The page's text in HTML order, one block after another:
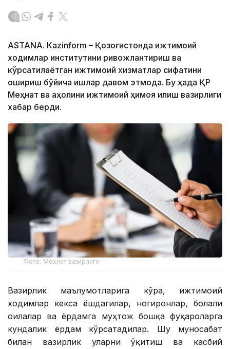
ASTANА. Кazinform – Қозоғистонда ижтимоий
ходимлар институтини ривожлантириш ва
кўрсатилаётган ижтимоий хизматлар сифатини
ошириш бўйича ишлар давом этмоқда. Бу ҳақда ҚР
Меҳнат ва аҳолини ижтимоий ҳимоя қилиш вазирлиги
хабар берди.
Фото: Меҳнат вазирлиги
Вазирлик маълумотларига кўра, ижтимоий
ходимлар кекса ёшдагилар, ногиронлар, болали
оилалар ва ёрдамга муҳтож бошқа фуқароларга
кундалик ёрдам кўрсатадилар. Шу муносабат
билан вазирлик уларни ўқитиш ва касбий